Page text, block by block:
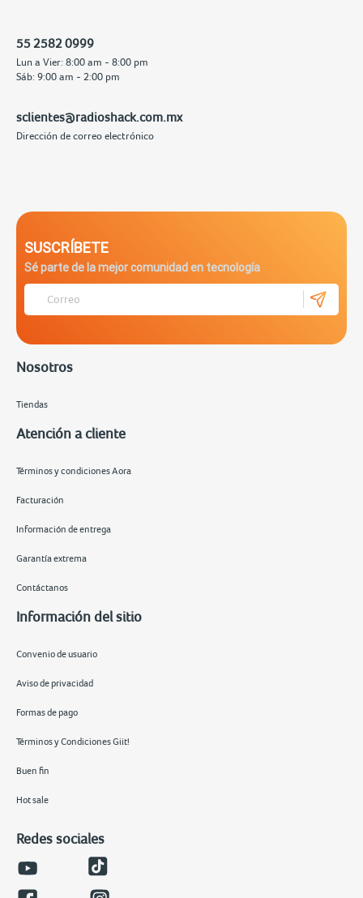
55 2582 0999
Lun a Vier: 8:00 am - 8:00 pm
Sáb: 9:00 am - 2:00 pm
sclientes@radioshack.com.mx
Dirección de correo electrónico
SUSCRÍBETE
Sé parte de la mejor comunidad en tecnología
Nosotros
Tiendas
Atención a cliente
Términos y condiciones Aora
Facturación
Información de entrega
Garantía extrema
Contáctanos
Información del sitio
Convenio de usuario
Aviso de privacidad
Formas de pago
Términos y Condiciones Giit!
Buen fin
Hot sale
Redes sociales